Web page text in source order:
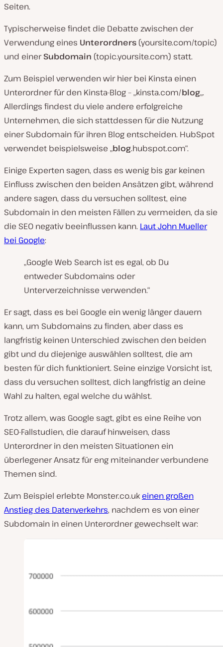
Seiten.
Typischerweise findet die Debatte zwischen der
Verwendung eines Unterordners (yoursite.com/topic)
und einerSubdomain (topic.yoursite.com) statt.
Zum Beispiel verwenden wir hier bei Kinsta einen
Unterordner für den Kinsta-Blog – „kinsta.com/blog„.
Allerdings findest du viele andere erfolgreiche
Unternehmen, die sich stattdessen für die Nutzung
einer Subdomain für ihren Blog entscheiden. HubSpot
verwendet beispielsweise „blog.hubspot.com“.
Einige Experten sagen, dass es wenig bis gar keinen
Einfluss zwischen den beiden Ansätzen gibt, während
andere sagen, dass du versuchen solltest, eine
Subdomain in den meisten Fällen zu vermeiden, da sie
die SEO negativ beeinflussen kann. Laut John Mueller
bei Google:
„Google Web Search ist es egal, ob Du
entweder Subdomains oder
Unterverzeichnisse verwenden.“
Er sagt, dass es bei Google ein wenig länger dauern
kann, um Subdomains zu finden, aber dass es
langfristig keinen Unterschied zwischen den beiden
gibt und du diejenige auswählen solltest, die am
besten für dich funktioniert. Seine einzige Vorsicht ist,
dass du versuchen solltest, dich langfristig an deine
Wahl zu halten, egal welche du wählst.
Trotz allem, was Google sagt, gibt es eine Reihe von
SEO-Fallstudien, die darauf hinweisen, dass
Unterordner in den meisten Situationen ein
überlegener Ansatz für eng miteinander verbundene
Themen sind.
Zum Beispiel erlebte Monster.co.uk einen großen
Anstieg des Datenverkehrs, nachdem es von einer
Subdomain in einen Unterordner gewechselt war: